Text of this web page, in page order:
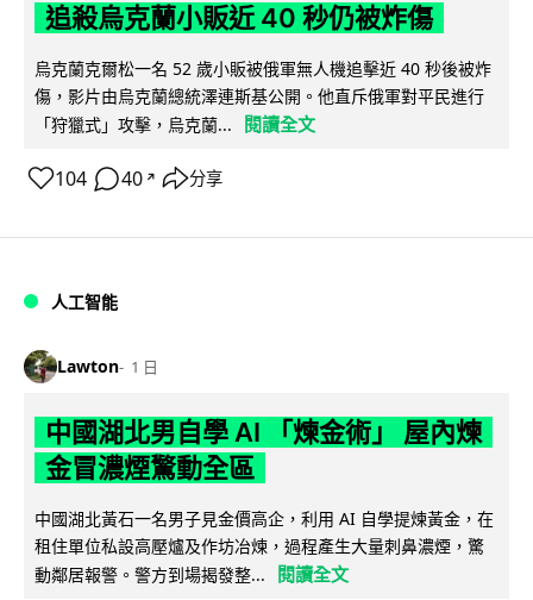
追殺烏克蘭小販近 40 秒仍被炸傷
烏克蘭克爾松一名 52 歲小販被俄軍無人機追擊近 40 秒後被炸
傷，影片由烏克蘭總統澤連斯基公開。他直斥俄軍對平民進行
「狩獵式」攻擊，烏克蘭...
閱讀全文
104 40 ↗ 分享
人工智能
Lawton 1 日
中國湖北男自學 AI 「煉金術」 屋內煉
金冒濃煙驚動全區
中國湖北黃石一名男子見金價高企，利用 AI 自學提煉黃金，在
租住單位私設高壓爐及作坊冶煉，過程產生大量刺鼻濃煙，驚
動鄰居報警。警方到場揭發整...
閱讀全文